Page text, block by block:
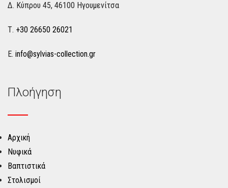
Δ. Κύπρου 45, 46100 Ηγουμενίτσα
Τ. +30 26650 26021
Ε. info@sylvias-collection.gr
Πλοήγηση
Αρχική
Νυφικά
Βαπτιστικά
Στολισμοί